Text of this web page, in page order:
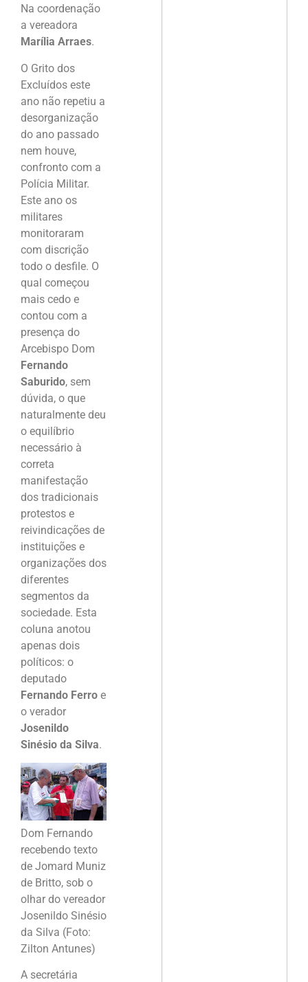
Na coordenação
a vereadora
Marília Arraes.
O Grito dos
Excluídos este
ano não repetiu a
desorganização
do ano passado
nem houve,
confronto com a
Polícia Militar.
Este ano os
militares
monitoraram
com discrição
todo o desfile. O
qual começou
mais cedo e
contou com a
presença do
Arcebispo Dom
Fernando
Saburido, sem
dúvida, o que
naturalmente deu
o equilíbrio
necessário à
correta
manifestação
dos tradicionais
protestos e
reivindicações de
instituições e
organizações dos
diferentes
segmentos da
sociedade. Esta
coluna anotou
apenas dois
políticos: o
deputado
Fernando Ferro e
o verador
Josenildo
Sinésio da Silva.
Dom Fernando
recebendo texto
de Jomard Muniz
de Britto, sob o
olhar do vereador
Josenildo Sinésio
da Silva (Foto:
Zilton Antunes)
A secretária